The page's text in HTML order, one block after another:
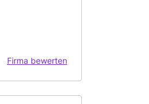
Firma bewerten